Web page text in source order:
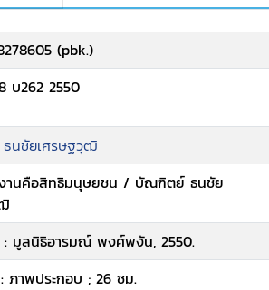
(pbk.)
บ262 2550
นชัยเศรษฐวุฒิ
านคือสิทธิมนุษยชน / บัณฑิตย์ ธนชัย
: มูลนิธิอารมณ์ พงศ์พงัน, 2550.
ภาพประกอบ ; 26 ซม.